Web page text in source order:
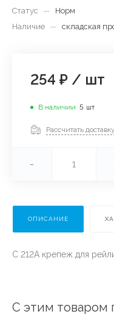
Статус
—
Норм
Наличие — складская
254 ₽ / шт
В наличии 5 шт
Рассчитать доставку
-
ОПИСАНИЕ
C 212А крепеж для
С этим товаром